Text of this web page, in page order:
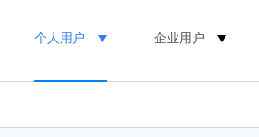
个人用户 企业用户